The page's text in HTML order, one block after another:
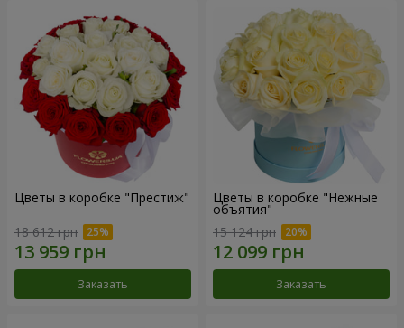
Цветы в коробке "Престиж"
18 612 грн
Заказать
Цветы в коробке "Нежные
объятия"
15 124 грн
Заказать